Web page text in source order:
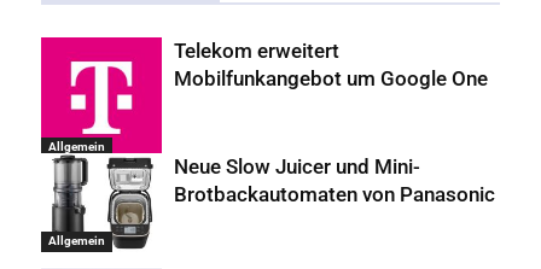
Allgemein
Telekom erweitert
Mobilfunkangebot um Google One
Allgemein
Neue Slow Juicer und Mini-
Brotbackautomaten von Panasonic